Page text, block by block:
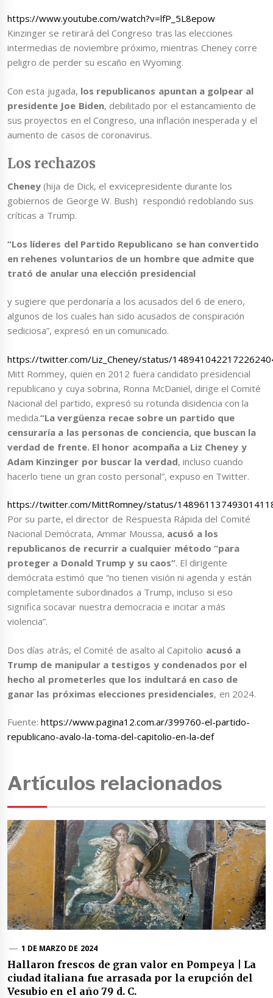
https://www.youtube.com/watch?v=lfP_5L8epow
Kinzinger se retirará del Congreso tras las elecciones
intermedias de noviembre próximo, mientras Cheney corre
peligro de perder su escaño en Wyoming.
Con esta jugada, los republicanos apuntan a golpear al
presidente Joe Biden, debilitado por el estancamiento de
sus proyectos en el Congreso, una inflación inesperada y el
aumento de casos de coronavirus.
Los rechazos
Cheney(hija de Dick, el exvicepresidente durante los
gobiernos de George W. Bush) respondió redoblando sus
críticas a Trump.
“Los líderes del Partido Republicano se han convertido
en rehenes voluntarios de un hombre que admite que
trató de anular una elección presidencial
y sugiere que perdonaría a los acusados del 6 de enero,
algunos de los cuales han sido acusados de conspiración
sediciosa”, expresó en un comunicado.
https://twitter.com/Liz_Cheney/status/
Mitt Rommey, quien en 2012 fuera candidato presidencial
republicano y cuya sobrina, Ronna McDaniel, dirige el Comité
Nacional del partido, expresó su rotunda disidencia con la
medida.“La vergüenza recae sobre un partido que
censuraría a las personas de conciencia, que buscan la
verdad de frente. El honor acompaña a Liz Cheney y
Adam Kinzinger por buscar la verdad, incluso cuando
hacerlo tiene un gran costo personal”, expuso en Twitter.
https://twitter.com/MittRomney/status/
Por su parte, el director de Respuesta Rápida del Comité
Nacional Demócrata, Ammar Moussa, acusó a los
republicanos de recurrir a cualquier método “para
proteger a Donald Trump y su caos”. El dirigente
demócrata estimó que “no tienen visión ni agenda y están
completamente subordinados a Trump, incluso si eso
significa socavar nuestra democracia e incitar a más
violencia”.
Dos días atrás, el Comité de asalto al Capitolio acusó a
Trump de manipular a testigos y condenados por el
hecho al prometerles que los indultará en caso de
ganar las próximas elecciones presidenciales, en 2024.
Fuente:https://www.pagina12.com.ar/399760-el-partido-
republicano-avalo-la-toma-del-capitolio-en-la-def
Artículos relacionados
1 DE MARZO DE 2024
Hallaron frescos de gran valor en Pompeya | La
ciudad italiana fue arrasada por la erupción del
Vesubio en el año 79 d. C.